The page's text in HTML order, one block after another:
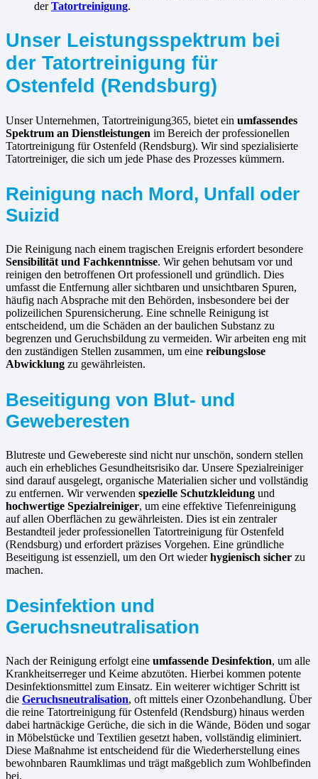
derTatortreinigung.
Unser Leistungsspektrum bei
der Tatortreinigung für
Ostenfeld (Rendsburg)
Unser Unternehmen, Tatortreinigung365, bietet ein umfassendes
Spektrum an Dienstleistungen im Bereich der professionellen
Tatortreinigung für Ostenfeld (Rendsburg). Wir sind spezialisierte
Tatortreiniger, die sich um jede Phase des Prozesses kümmern.
Reinigung nach Mord, Unfall oder
Suizid
Die Reinigung nach einem tragischen Ereignis erfordert besondere
Sensibilität und Fachkenntnisse. Wir gehen behutsam vor und
reinigen den betroffenen Ort professionell und gründlich. Dies
umfasst die Entfernung aller sichtbaren und unsichtbaren Spuren,
häufig nach Absprache mit den Behörden, insbesondere bei der
polizeilichen Spurensicherung. Eine schnelle Reinigung ist
entscheidend, um die Schäden an der baulichen Substanz zu
begrenzen und Geruchsbildung zu vermeiden. Wir arbeiten eng mit
den zuständigen Stellen zusammen, um eine reibungslose
Abwicklung zu gewährleisten.
Beseitigung von Blut- und
Geweberesten
Blutreste und Gewebereste sind nicht nur unschön, sondern stellen
auch ein erhebliches Gesundheitsrisiko dar. Unsere Spezialreiniger
sind darauf ausgelegt, organische Materialien sicher und vollständig
zu entfernen. Wir verwenden spezielle Schutzkleidung und
hochwertige Spezialreiniger, um eine effektive Tiefenreinigung
auf allen Oberflächen zu gewährleisten. Dies ist ein zentraler
Bestandteil jeder professionellen Tatortreinigung für Ostenfeld
(Rendsburg) und erfordert präzises Vorgehen. Eine gründliche
Beseitigung ist essenziell, um den Ort wiederhygienisch sicher zu
machen.
Desinfektion und
Geruchsneutralisation
Nach der Reinigung erfolgt eine umfassende Desinfektion, um alle
Krankheitserreger und Keime abzutöten. Hierbei kommen potente
Desinfektionsmittel zum Einsatz. Ein weiterer wichtiger Schritt ist
die Geruchsneutralisation, oft mittels einer Ozonbehandlung. Über
die reine Tatortreinigung für Ostenfeld (Rendsburg) hinaus werden
dabei hartnäckige Gerüche, die sich in die Wände, Böden und sogar
in Möbelstücke und Textilien gesetzt haben, vollständig eliminiert.
Diese Maßnahme ist entscheidend für die Wiederherstellung eines
bewohnbaren Raumklimas und trägt maßgeblich zum Wohlbefinden
bei.